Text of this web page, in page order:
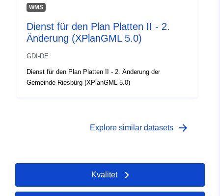
WMS
Dienst für den Plan Platten II - 2.
Änderung (XPlanGML 5.0)
GDI-DE
Dienst für den Plan Platten II - 2. Änderung der
Gemeinde Riesbürg (XPlanGML 5.0)
Explore similar datasets arrow_forward
Kvalitet